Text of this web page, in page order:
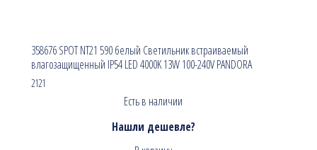
358676 SPOT NT21 590 белый Светильник встраиваемый
влагозащищенный IP54 LED 4000K 13W 100-240V PANDORA
2121
Есть в наличии
Нашли дешевле?